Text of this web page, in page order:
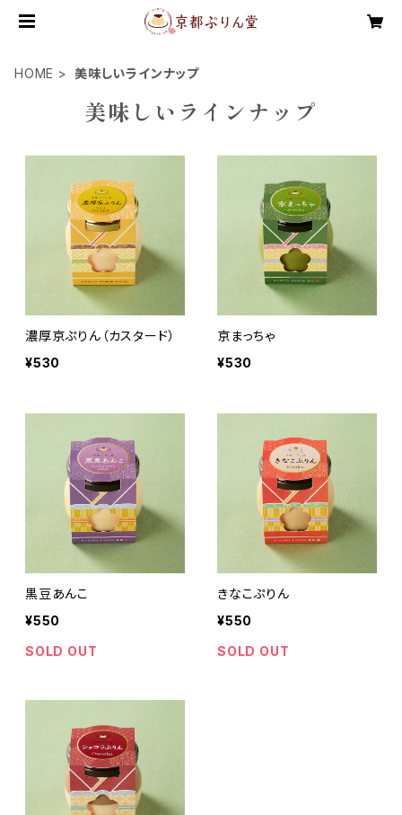
HOME 美味しいラインナップ
美味しいラインナップ
濃厚京ぷりん（カスタード）
¥530
京まっちゃ
¥530
黒豆あんこ
¥550
SOLD OUT
きなこぷりん
¥550
SOLD OUT